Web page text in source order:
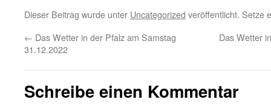
Dieser Beitrag wurde unter Uncategorized veröffentlicht. Setze
← Das Wetter in der Pfalz am Samstag
31.12.2022
Das Wetter
Schreibe einen Kommentar